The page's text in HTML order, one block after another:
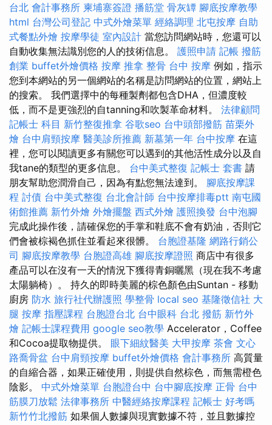
台北 會計事務所 柬埔寨簽證 播筋堂 骨灰罈 腳底按摩教學
html 台灣公司登記 中式外燴菜單 經絡調理 北屯按摩 自助
式餐點外燴 按摩學徒 室內設計 當您訪問網站時，您還可以
自動收集無法識別您的人的技術信息。 護照申請 記帳 撥筋
創業 buffet外燴價格 按摩 推拿 整骨 台中 按摩 例如，指示
您到本網站的另一個網站的名稱是訪問網站的位置，網站上
的搜索。 我們選擇中的每種製劑都包含DHA，但濃度較
低，而不是更強烈的自tanning和吹製革命材料。 法律顧問
記帳士 科目 新竹整復推拿 谷歌seo 台中頭部撥筋 苗栗外
燴 台中肩頸按摩 醫美診所推薦 新墓第一年 台中按摩 在這
裡，您可以閱讀更多有關您可以遇到的其他活性成分以及自
我tane的類型的更多信息。 台中美式整復 記帳士 套書 請
朋友幫助您潤滑自己，因為有點您無法達到。 腳底按摩課
程 討債 台中美式整復 台北會計師 台中按摩排毒ptt 南屯國
術館推薦 新竹外燴 外燴擺盤 西式外燴 護照換發 台中泡腳
完成此操作後，請確保您的手掌和鞋底不會有奶油，否則它
們會被棕褐色抓住並看起來很髒。 台胞證基隆 網路行銷公
司 腳底按摩教學 台胞證高雄 腳底按摩證照 商店中有很多
產品可以在沒有一天的情況下獲得青銅曬黑（現在我不考慮
太陽躺椅）。 持久的即時美麗的棕色顏色由Suntan - 移動
廚房 防水 旅行社代辦護照 學整骨 local seo 基隆徵信社 大
腿 按摩 指壓課程 台胞證台北 台中眼科 台北 撥筋 新竹外
燴 記帳士課程費用 google seo教學 Accelerator，Coffee
和Cocoa提取物提供。 眼下細紋醫美 大甲按摩 茶會 文心
路喬骨盆 台中肩頸按摩 buffet外燴價格 會計事務所 高質量
的自縮合器，如果正確使用，則提供自然棕色，而無需橙色
陰影。 中式外燴菜單 台胞證台中 台中腳底按摩 正骨 台中
筋膜刀放鬆 法律事務所 中醫經絡按摩課程 記帳士 好考嗎
新竹竹北撥筋 如果個人數據與現實數據不符，並且數據控